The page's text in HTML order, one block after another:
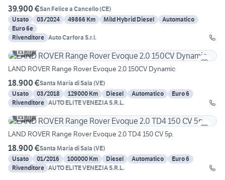
39.900 €San Felice a Cancello(CE)
Usato
03/2024 49866 Km Mild Hybrid Diesel
Automatico
Euro 6e
Rivenditore Auto Carfora S.r.l.
20
LAND ROVER Range Rover Evoque 2.0 150CV Dynamic
18.900 €Santa Maria di Sala (VE)
Usato
03/2018 129000 Km Diesel Automatico
Euro 6
Rivenditore AUTO ELITE VENEZIA S.R.L.
20
LAND ROVER Range Rover Evoque 2.0 TD4 150 CV 5p.
18.900 €Santa Maria di Sala (VE)
Usato
01/2016 100000 Km Diesel Automatico
Euro 6
Rivenditore AUTO ELITE VENEZIA S.R.L.